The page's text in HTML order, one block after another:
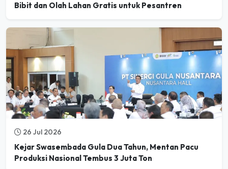
Bibit dan Olah Lahan Gratis untuk Pesantren
26 Jul 2026
Kejar Swasembada Gula Dua Tahun, Mentan Pacu
Produksi Nasional Tembus 3 Juta Ton